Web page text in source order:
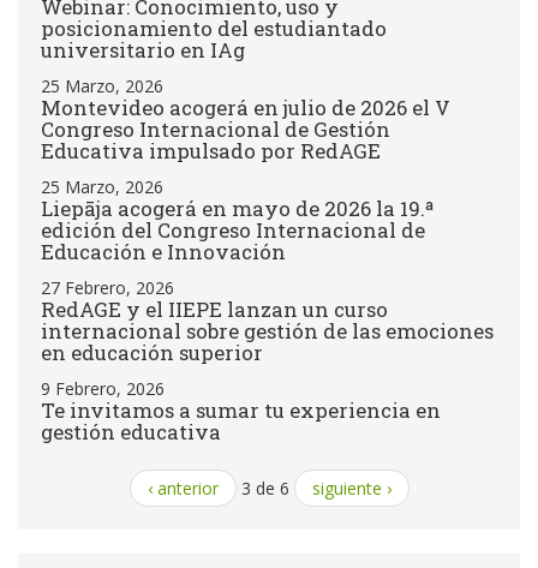
Webinar: Conocimiento, uso y
posicionamiento del estudiantado
universitario en IAg
25 Marzo, 2026
Montevideo acogerá en julio de 2026 el V
Congreso Internacional de Gestión
Educativa impulsado por RedAGE
25 Marzo, 2026
Liepāja acogerá en mayo de 2026 la 19.ª
edición del Congreso Internacional de
Educación e Innovación
27 Febrero, 2026
RedAGE y el IIEPE lanzan un curso
internacional sobre gestión de las emociones
en educación superior
9 Febrero, 2026
Te invitamos a sumar tu experiencia en
gestión educativa
‹ anterior 3 de 6 siguiente ›